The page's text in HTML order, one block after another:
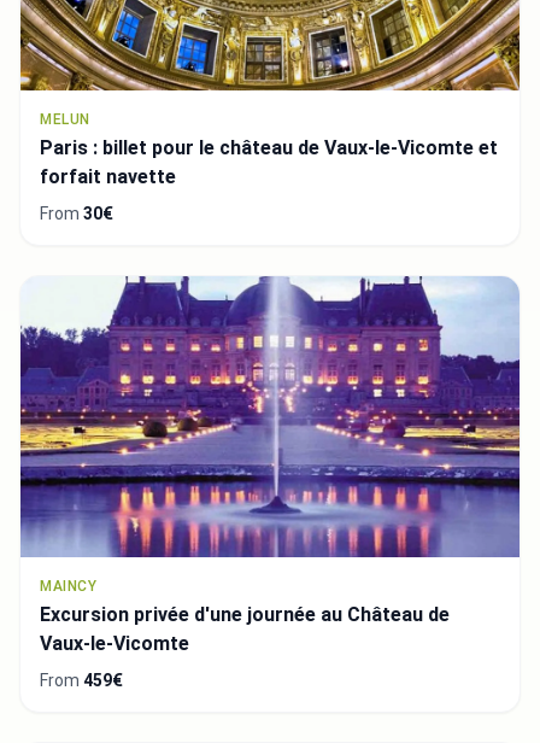
MELUN
Paris : billet pour le château de Vaux-le-Vicomte et
forfait navette
From 30€
MAINCY
Excursion privée d'une journée au Château de
Vaux-le-Vicomte
From 459€